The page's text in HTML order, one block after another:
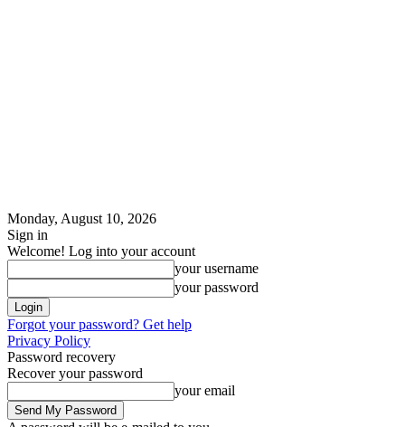
Monday, August 10, 2026
Sign in
Welcome! Log into your account
your username
your password
Forgot your password? Get help
Privacy Policy
Password recovery
Recover your password
your email